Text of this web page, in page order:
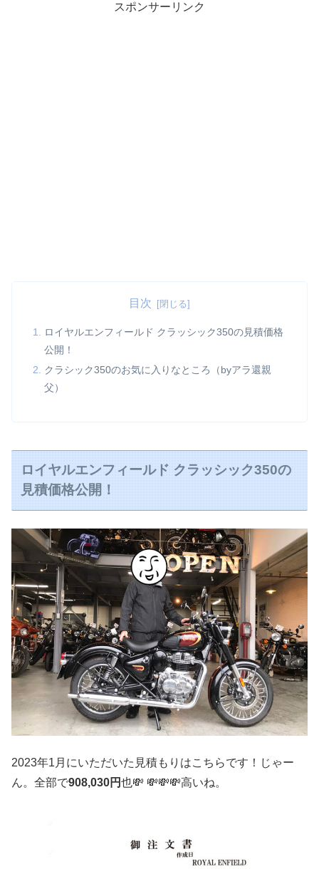
スポンサーリンク
目次
ロイヤルエンフィールド クラッシック350の見積価格
公開！
クラシック350のお気に入りなところ（byアラ還親
父）
ロイヤルエンフィールド クラッシック350の
見積価格公開！
2023年1月にいただいた見積もりはこちらです！じゃー
ん。全部で908,030円也💸 💸💸💸高いね。